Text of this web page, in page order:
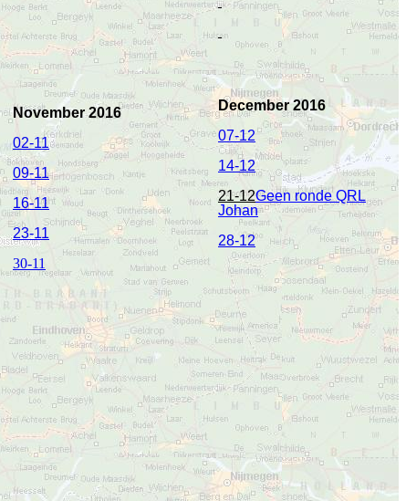
November 2016
02-11
09-11
16-11
23-11
30-11
December 2016
07-12
14-12
21-12Geen ronde QRL
Johan
28-12